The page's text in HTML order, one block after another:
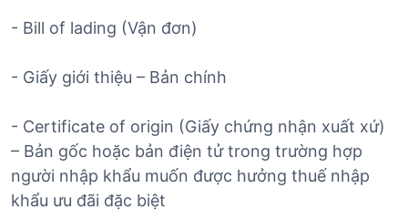
- Bill of lading (Vận đơn)
- Giấy giới thiệu – Bản chính
- Certificate of origin (Giấy chứng nhận xuất xứ)
– Bản gốc hoặc bản điện tử trong trường hợp
người nhập khẩu muốn được hưởng thuế nhập
khẩu ưu đãi đặc biệt